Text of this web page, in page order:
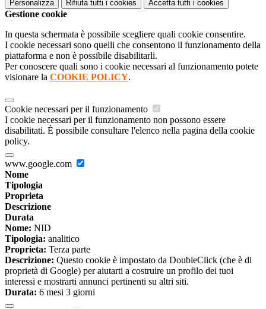
Personalizza Rifiuta tutti i cookies Accetta tutti i cookies
Gestione cookie
In questa schermata è possibile scegliere quali cookie consentire.
I cookie necessari sono quelli che consentono il funzionamento della
piattaforma e non è possibile disabilitarli.
Per conoscere quali sono i cookie necessari al funzionamento potete
visionare la COOKIE POLICY.
Cookie necessari per il funzionamento
I cookie necessari per il funzionamento non possono essere
disabilitati. È possibile consultare l'elenco nella pagina della cookie
policy.
www.google.com
Nome
Tipologia
Proprieta
Descrizione
Durata
Nome: NID
Tipologia: analitico
Proprieta: Terza parte
Descrizione: Questo cookie è impostato da DoubleClick (che è di
proprietà di Google) per aiutarti a costruire un profilo dei tuoi
interessi e mostrarti annunci pertinenti su altri siti.
Durata: 6 mesi 3 giorni